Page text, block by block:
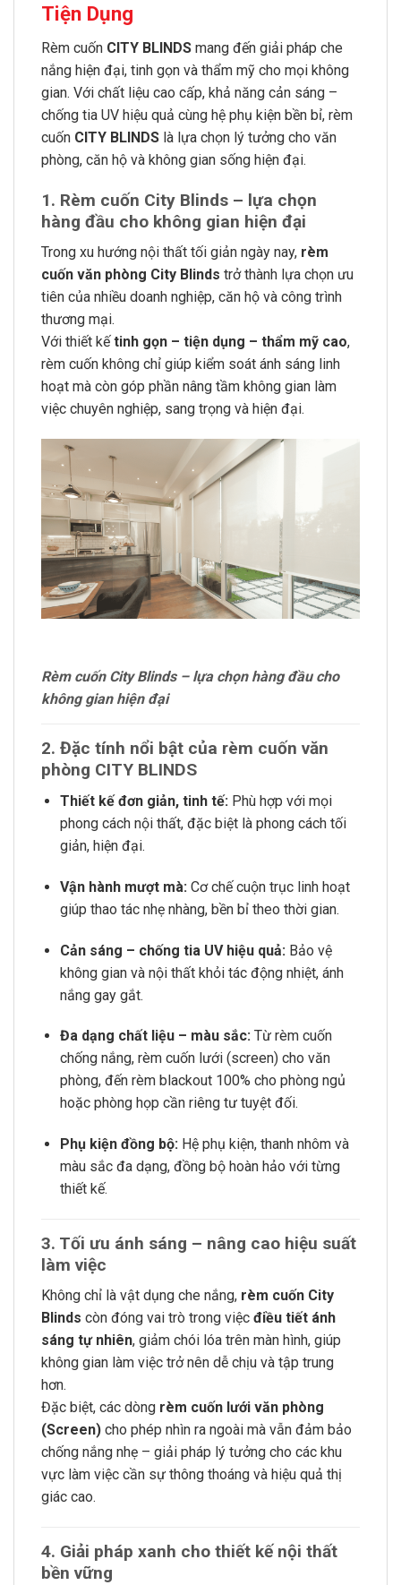
Tiện Dụng
Rèm cuốn CITY BLINDS mang đến giải pháp che
nắng hiện đại, tinh gọn và thẩm mỹ cho mọi không
gian. Với chất liệu cao cấp, khả năng cản sáng –
chống tia UV hiệu quả cùng hệ phụ kiện bền bỉ, rèm
cuốn CITY BLINDS là lựa chọn lý tưởng cho văn
phòng, căn hộ và không gian sống hiện đại.
1. Rèm cuốn City Blinds – lựa chọn
hàng đầu cho không gian hiện đại
Trong xu hướng nội thất tối giản ngày nay, rèm
cuốn văn phòng City Blinds trở thành lựa chọn ưu
tiên của nhiều doanh nghiệp, căn hộ và công trình
thương mại.
Với thiết kếtinh gọn – tiện dụng – thẩm mỹ cao,
rèm cuốn không chỉ giúp kiểm soát ánh sáng linh
hoạt mà còn góp phần nâng tầm không gian làm
việc chuyên nghiệp, sang trọng và hiện đại.
Rèm cuốn City Blinds – lựa chọn hàng đầu cho
không gian hiện đại
2. Đặc tính nổi bật của rèm cuốn văn
phòng CITY BLINDS
Thiết kế đơn giản, tinh tế:Phù hợp với mọi
phong cách nội thất, đặc biệt là phong cách tối
giản, hiện đại.
Vận hành mượt mà: Cơ chế cuộn trục linh hoạt
giúp thao tác nhẹ nhàng, bền bỉ theo thời gian.
Cản sáng – chống tia UV hiệu quả: Bảo vệ
không gian và nội thất khỏi tác động nhiệt, ánh
nắng gay gắt.
Đa dạng chất liệu – màu sắc:Từ rèm cuốn
chống nắng, rèm cuốn lưới (screen) cho văn
phòng, đến rèm blackout 100% cho phòng ngủ
hoặc phòng họp cần riêng tư tuyệt đối.
Phụ kiện đồng bộ:Hệ phụ kiện, thanh nhôm và
màu sắc đa dạng, đồng bộ hoàn hảo với từng
thiết kế.
3. Tối ưu ánh sáng – nâng cao hiệu suất
làm việc
Không chỉ là vật dụng che nắng, rèm cuốn City
Blinds còn đóng vai trò trong việc điều tiết ánh
sáng tự nhiên, giảm chói lóa trên màn hình, giúp
không gian làm việc trở nên dễ chịu và tập trung
hơn.
Đặc biệt, các dòng rèm cuốn lưới văn phòng
(Screen) cho phép nhìn ra ngoài mà vẫn đảm bảo
chống nắng nhẹ – giải pháp lý tưởng cho các khu
vực làm việc cần sự thông thoáng và hiệu quả thị
giác cao.
4. Giải pháp xanh cho thiết kế nội thất
bền vững